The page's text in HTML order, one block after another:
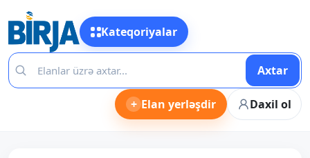
Kateqoriyalar
Axtar
+ Elan yerləşdir Daxil ol